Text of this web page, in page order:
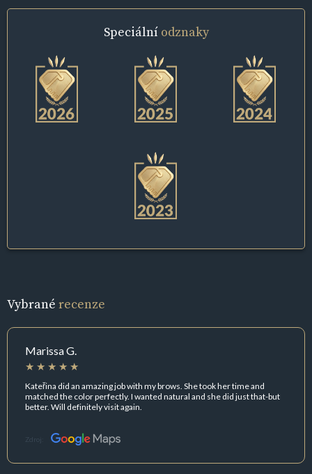
Speciální odznaky
Vybrané recenze
Marissa G.
Kateřina did an amazing job with my brows. She took her time and
matched the color perfectly. I wanted natural and she did just that-but
better. Will definitely visit again.
Zdroj: